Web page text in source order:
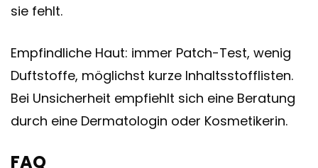
sie fehlt.
Empfindliche Haut: immer Patch-Test, wenig
Duftstoffe, möglichst kurze Inhaltsstofflisten.
Bei Unsicherheit empfiehlt sich eine Beratung
durch eine Dermatologin oder Kosmetikerin.
FAQ